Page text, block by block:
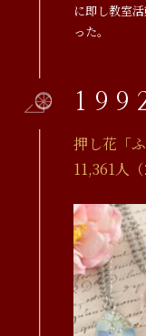
に即し教室
った。
押し花「
11,361人（